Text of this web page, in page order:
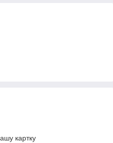
картку